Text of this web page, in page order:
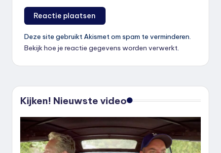
Deze site gebruikt Akismet om spam te verminderen.
Bekijk hoe je reactie gegevens worden verwerkt.
Kijken! Nieuwste video